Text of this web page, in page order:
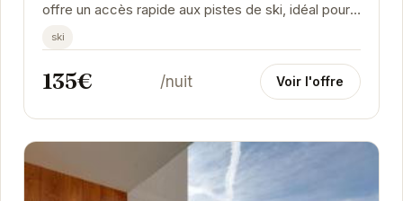
offre un accès rapide aux pistes de ski, idéal pour
les passionnés de glisse. Pouvant accueillir...
ski
135€ /nuit Voir l'offre